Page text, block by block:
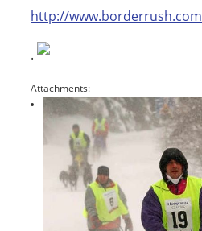
http://www.borderrush.com
.
Attachments: